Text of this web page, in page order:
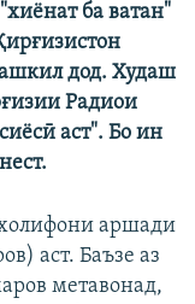
ба ватан"
дод. Худаш
Радиои
аст". Бо ин
аршади
аст. Баъзе аз
метавонад,